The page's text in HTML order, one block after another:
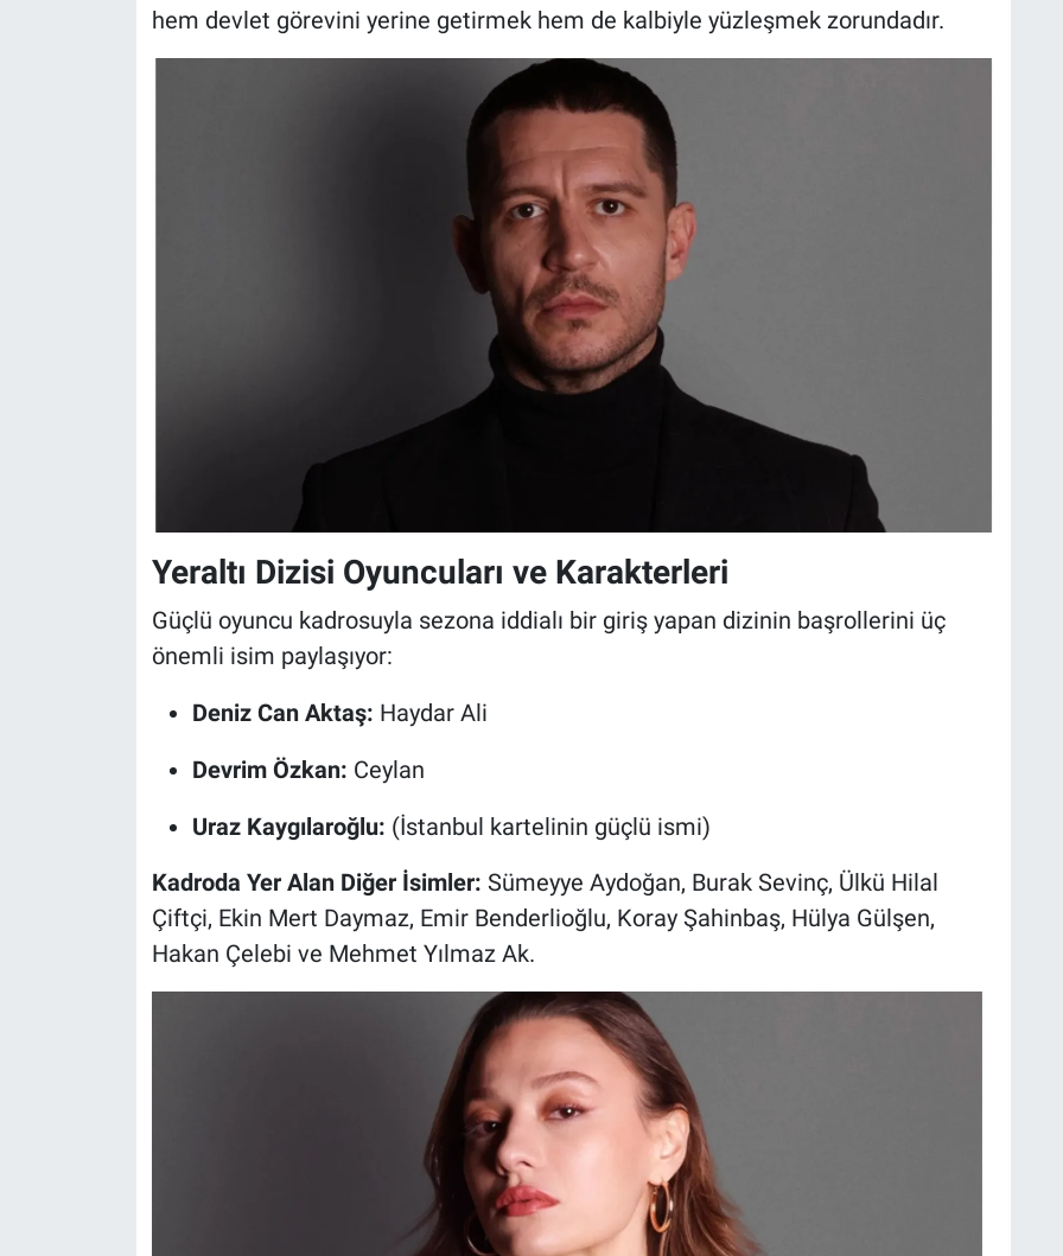
hem devlet görevini yerine getirmek hem de kalbiyle yüzleşmek zorundadır.
Yeraltı Dizisi Oyuncuları ve Karakterleri
Güçlü oyuncu kadrosuyla sezona iddialı bir giriş yapan dizinin başrollerini üç
önemli isim paylaşıyor:
Deniz Can Aktaş: Haydar Ali
Devrim Özkan: Ceylan
Uraz Kaygılaroğlu: (İstanbul kartelinin güçlü ismi)
Kadroda Yer Alan Diğer İsimler: Sümeyye Aydoğan, Burak Sevinç, Ülkü Hilal
Çiftçi, Ekin Mert Daymaz, Emir Benderlioğlu, Koray Şahinbaş, Hülya Gülşen,
Hakan Çelebi ve Mehmet Yılmaz Ak.